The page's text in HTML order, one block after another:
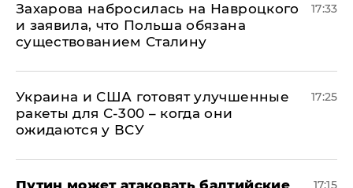
​Захарова набросилась на Навроцкого
и заявила, что Польша обязана
существованием Сталину
17:33
Украина и США готовят улучшенные
ракеты для С-300 – когда они
ожидаются у ВСУ
17:25
Путин может атаковать балтийские
17:15